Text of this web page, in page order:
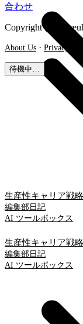
生産性キャリア戦略
編集部日記
AI ツールボックス
生産性キャリア戦略
編集部日記
AI ツールボックス
合わせ
Copyright @
About Us · Privacy
待機中…